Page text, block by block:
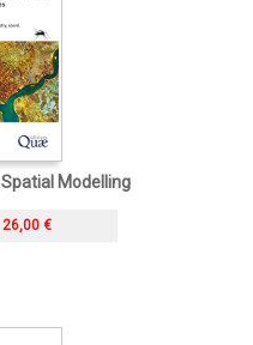
Modelling
26,00 €